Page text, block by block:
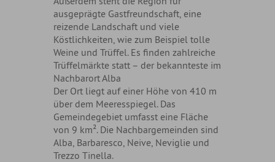
ausgeprägte Gastfreundschaft, eine
reizende Landschaft und viele
Köstlichkeiten, wie zum Beispiel tolle
Weine und Trüffel. Es finden zahlreiche
Trüffelmärkte statt – der bekannteste im
Nachbarort Alba
Der Ort liegt auf einer Höhe von 410 m
über dem Meeresspiegel. Das
Gemeindegebiet umfasst eine Fläche
von 9 km². Die Nachbargemeinden sind
Alba, Barbaresco, Neive, Neviglie und
Trezzo Tinella.